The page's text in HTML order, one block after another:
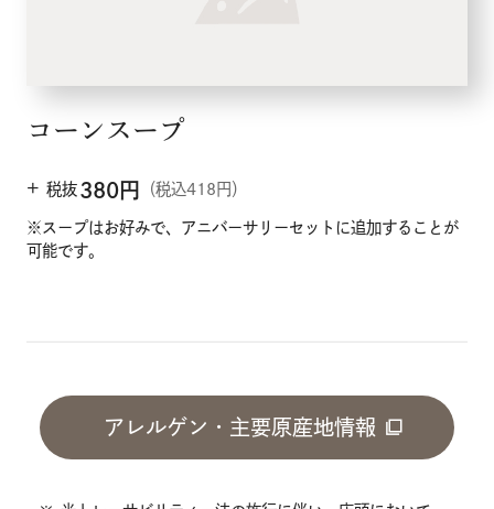
コーンスープ
+ 税抜 380円 （税込418円）
※スープはお好みで、アニバーサリーセットに追加することが
可能です。
アレルゲン・主要原産地情報